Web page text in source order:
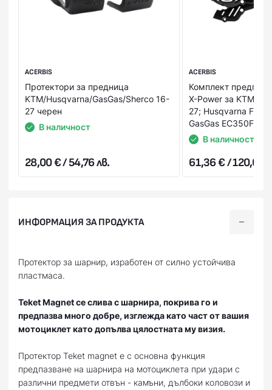
ACERBIS
Протектори за предница
KTM/Husqvarna/GasGas/Sherco 16-
27 черен
В наличност
28,00 € / 54,76 лв.
ACERBIS
Комплект
X-Power за KTM
27; Husqvarna
GasGas EC350F
В наличност
61,36 € / 120,01
ИНФОРМАЦИЯ ЗА ПРОДУКТА
Протектор за шарнир, изработен от силно устойчива
пластмаса.
Teket Magnet се слива с шарнира, покрива го и
предпазва много добре, изглежда като част от вашия
мотоциклет като допълва цялостната му визия.
Протектор Teket magnet е с основна функция
предпазване на шарнира на мотоциклета при удари с
различни предмети отвън - камъни, дълбоки коловози и